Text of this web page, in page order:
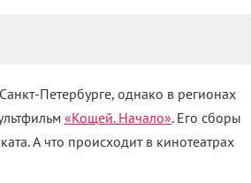
Петербурге, однако в регионах
«Кощей. Начало». Его сборы
А что происходит в кинотеатрах